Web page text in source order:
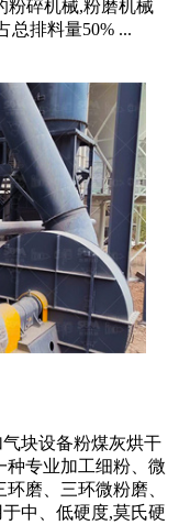
粉碎机械,粉磨机械
总排料量50% ...
块设备粉煤灰烘干
种专业加工细粉、微
磨、三环微粉磨、
中、低硬度,莫氏硬